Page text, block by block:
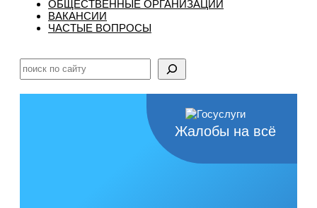
ОБЩЕСТВЕННЫЕ ОРГАНИЗАЦИИ
ВАКАНСИИ
ЧАСТЫЕ ВОПРОСЫ
Жалобы на всё